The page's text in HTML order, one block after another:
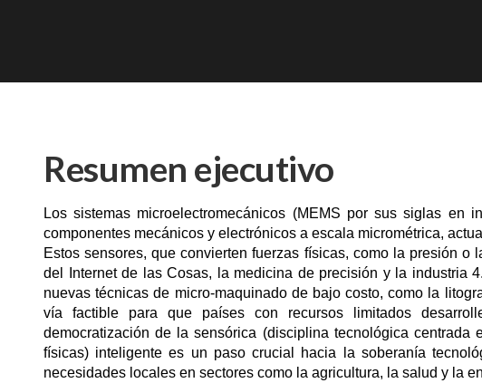
Resumen ejecutivo
Los sistemas microelectromecánicos (MEMS por sus siglas en
componentes mecánicos y electrónicos a escala micrométrica,
Estos sensores, que convierten fuerzas físicas, como la presión
del Internet de las Cosas, la medicina de precisión y la industria
nuevas técnicas de micro-maquinado de bajo costo, como la
vía factible para que países con recursos limitados
democratización de la sensórica (disciplina tecnológica
físicas) inteligente es un paso crucial hacia la soberanía
necesidades locales en sectores como la agricultura, la salud y la